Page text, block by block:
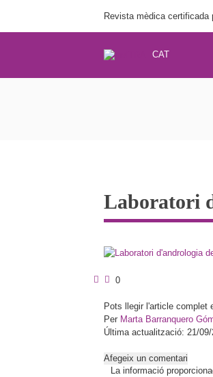
Revista mèdica certificada
CAT
Laboratori
0
Pots llegir l'article complet
Per Marta Barranquero
Última actualització: 21/09/
Afegeix un comentari
La informació